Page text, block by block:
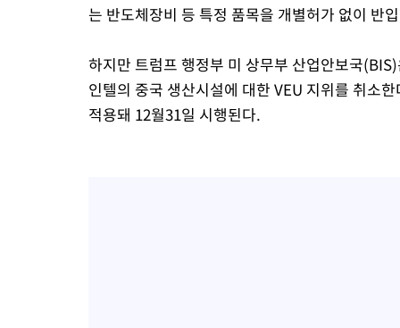
는 반도체장비 등 특정 품목을 개별허가 없이 반
하지만 트럼프 행정부 미 상무부 산업안보국
인텔의 중국 생산시설에 대한 VEU 지위를 취소
적용돼 12월31일 시행된다.